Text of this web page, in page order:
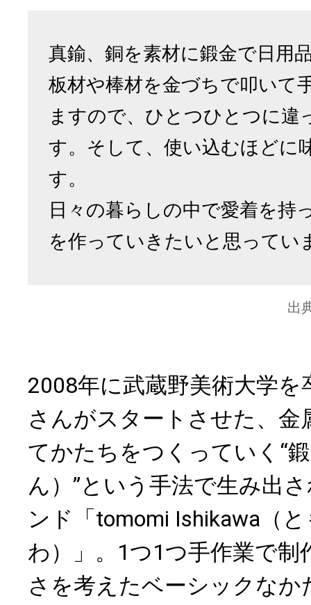
真鍮、銅を素材に鍛金で日用
板材や棒材を金づちで叩いて
ますので、ひとつひとつに違
す。そして、使い込むほどに
す。
日々の暮らしの中で愛着を持
を作っていきたいと思ってい
出
2008年に武蔵野美術大学を
さんがスタートさせた、金
てかたちをつくっていく“
ん）”という手法で生み出
ンド「tomomi Ishikawa（
わ）」。1つ1つ手作業で制
さを考えたベーシックなか